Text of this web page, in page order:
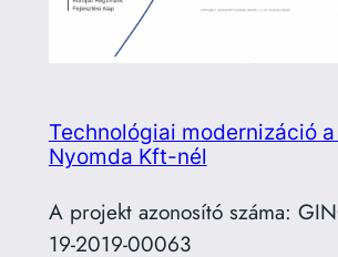
Technológiai modernizáció a
Nyomda Kft-nél
A projekt azonosító száma:
19-2019-00063